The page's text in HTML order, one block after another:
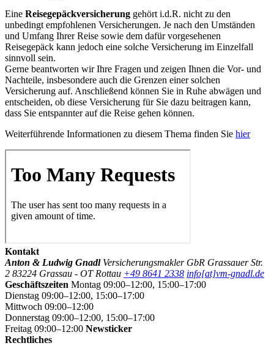
Eine Reisegepäckversicherung gehört i.d.R. nicht zu den
unbedingt empfohlenen Versicherungen. Je nach den Umständen
und Umfang Ihrer Reise sowie dem dafür vorgesehenen
Reisegepäck kann jedoch eine solche Versicherung im Einzelfall
sinnvoll sein.
Gerne beantworten wir Ihre Fragen und zeigen Ihnen die Vor- und
Nachteile, insbesondere auch die Grenzen einer solchen
Versicherung auf. Anschließend können Sie in Ruhe abwägen und
entscheiden, ob diese Versicherung für Sie dazu beitragen kann,
dass Sie entspannter auf die Reise gehen können.
Weiterführende Informationen zu diesem Thema finden Sie hier
Kontakt
Anton & Ludwig Gnadl Versicherungsmakler GbR Grassauer Str.
2 83224 Grassau - OT Rottau +49 8641 2338 info[at]vm-gnadl.de
Geschäftszeiten Montag 09:00–12:00, 15:00–17:00
Dienstag 09:00–12:00, 15:00–17:00
Mittwoch 09:00–12:00
Donnerstag 09:00–12:00, 15:00–17:00
Freitag 09:00–12:00 Newsticker
Rechtliches